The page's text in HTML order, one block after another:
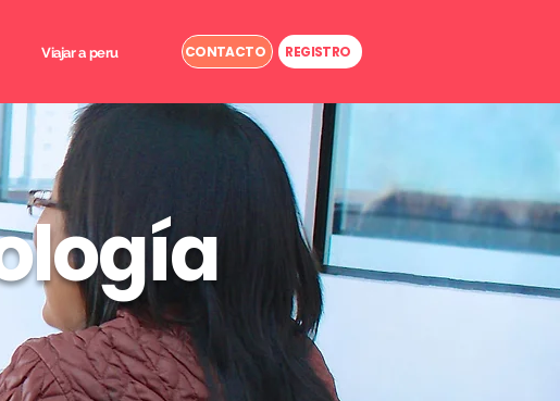
Viajar a peru CONTACTO REGISTRO